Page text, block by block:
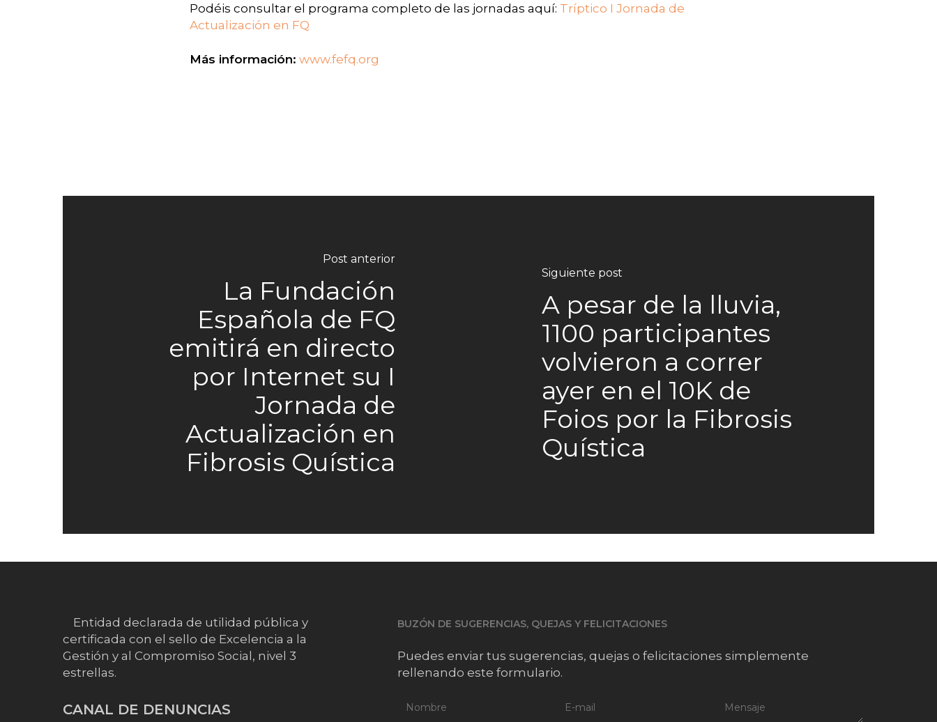
Podéis consultar el programa completo de las jornadas aquí: Tríptico I Jornada de
Actualización en FQ
Más información: www.fefq.org
Post anterior
La Fundación
Española de FQ
emitirá en directo
por Internet su I
Jornada de
Actualización en
Fibrosis Quística
Siguiente post
A pesar de la lluvia,
1100 participantes
volvieron a correr
ayer en el 10K de
Foios por la Fibrosis
Quística
Entidad declarada de utilidad pública y
certificada con el sello de Excelencia a la
Gestión y al Compromiso Social, nivel 3
estrellas.
CANAL DE DENUNCIAS
BUZÓN DE SUGERENCIAS, QUEJAS Y FELICITACIONES
Puedes enviar tus sugerencias, quejas o felicitaciones simplemente
rellenando este formulario.